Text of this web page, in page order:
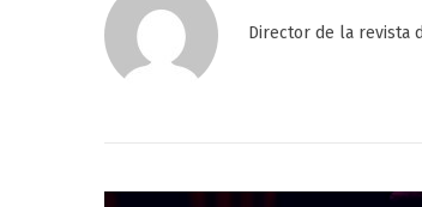
Director de la revista